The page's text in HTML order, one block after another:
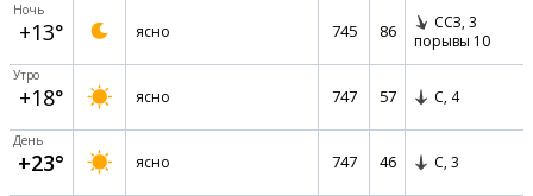
Ночь
+13° ясно 745 86 ССЗ, 3
порывы 10
Утро
+18° ясно 747 57 С, 4
День
+23° ясно 747 46 С, 3